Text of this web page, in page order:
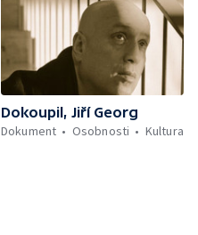
Dokoupil, Jiří Georg
Dokument
Osobnosti Kultura